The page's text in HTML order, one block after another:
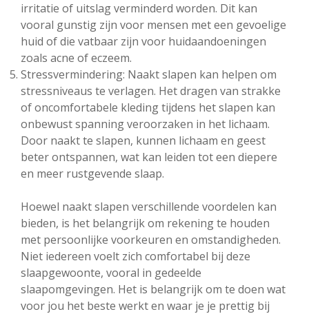
irritatie of uitslag verminderd worden. Dit kan
vooral gunstig zijn voor mensen met een gevoelige
huid of die vatbaar zijn voor huidaandoeningen
zoals acne of eczeem.
Stressvermindering: Naakt slapen kan helpen om
stressniveaus te verlagen. Het dragen van strakke
of oncomfortabele kleding tijdens het slapen kan
onbewust spanning veroorzaken in het lichaam.
Door naakt te slapen, kunnen lichaam en geest
beter ontspannen, wat kan leiden tot een diepere
en meer rustgevende slaap.
Hoewel naakt slapen verschillende voordelen kan
bieden, is het belangrijk om rekening te houden
met persoonlijke voorkeuren en omstandigheden.
Niet iedereen voelt zich comfortabel bij deze
slaapgewoonte, vooral in gedeelde
slaapomgevingen. Het is belangrijk om te doen wat
voor jou het beste werkt en waar je je prettig bij